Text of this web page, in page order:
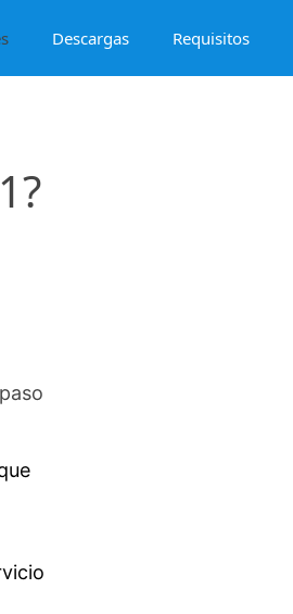
Descargas Requisitos